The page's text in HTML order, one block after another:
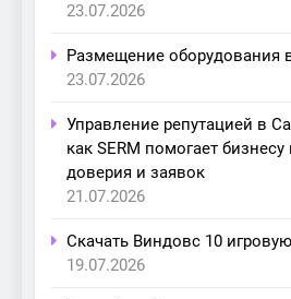
23.07.2026
Размещение оборудования
23.07.2026
Управление репутацией в
как SERM помогает
доверия и заявок
21.07.2026
Скачать Виндовс 10 игровую
19.07.2026